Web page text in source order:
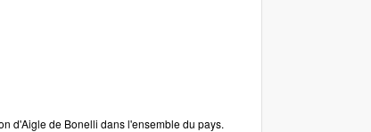
d'Aigle de Bonelli dans l'ensemble du pays.